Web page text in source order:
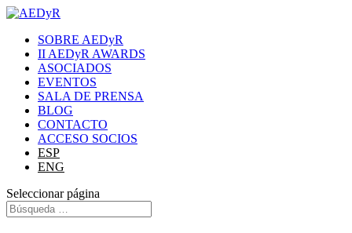
SOBRE AEDyR
II AEDyR AWARDS
ASOCIADOS
EVENTOS
SALA DE PRENSA
BLOG
CONTACTO
ACCESO SOCIOS
ESP
ENG
Seleccionar página